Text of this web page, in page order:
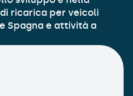
ricarica per veicoli
Spagna e attività a